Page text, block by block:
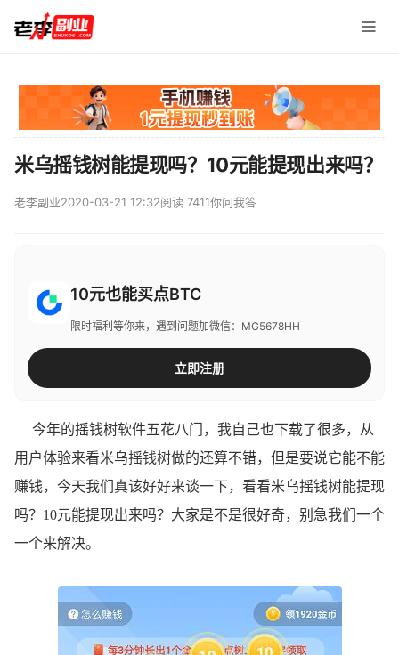
米乌摇钱树能提现吗？10元能提现出来吗？
老李副业2020-03-21 12:32阅读 7411你问我答
10元也能买点BTC
限时福利等你来，遇到问题加微信：MG5678HH
立即注册
今年的摇钱树软件五花八门，我自己也下载了很多，从
用户体验来看米乌摇钱树做的还算不错，但是要说它能不能
赚钱，今天我们真该好好来谈一下，看看米乌摇钱树能提现
吗？10元能提现出来吗？大家是不是很好奇，别急我们一个
一个来解决。